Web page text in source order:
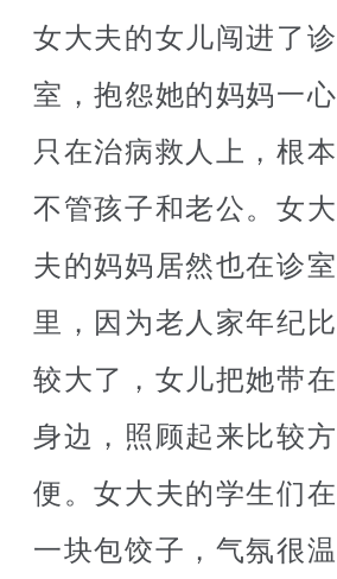
女大夫的女儿闯进了诊
室，抱怨她的妈妈一心
只在治病救人上，根本
不管孩子和老公。女大
夫的妈妈居然也在诊室
里，因为老人家年纪比
较大了，女儿把她带在
身边，照顾起来比较方
便。女大夫的学生们在
一块包饺子，气氛很温